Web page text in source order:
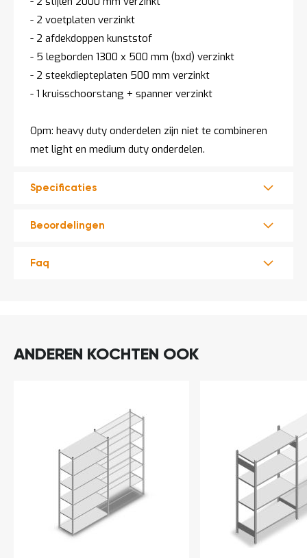
- 2 voetplaten verzinkt
- 2 afdekdoppen kunststof
- 5 legborden 1300 x 500 mm (bxd) verzinkt
- 2 steekdiepteplaten 500 mm verzinkt
- 1 kruisschoorstang + spanner verzinkt
Opm: heavy duty onderdelen zijn niet te combineren
met light en medium duty onderdelen.
Specificaties
Beoordelingen
Faq
ANDEREN KOCHTEN OOK